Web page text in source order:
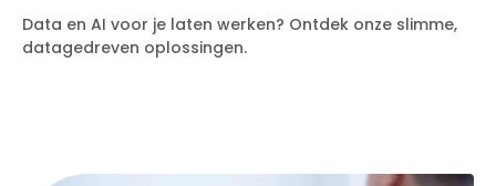
Data en AI voor je laten werken? Ontdek onze slimme,
datagedreven oplossingen.